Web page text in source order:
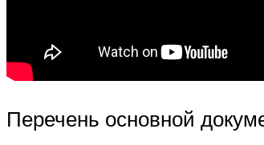
Перечень основной